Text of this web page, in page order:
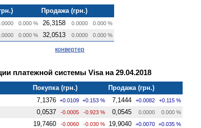
Продажа (грн.)
0.000 % 26,3158 0.0000 0.000 %
0.000 % 32,0513 0.0000 0.000 %
конвертер
платежной системы Visa на 29.04.2018
Покупка (грн.)
Продажа (грн.)
7,1376 +0.0109 +0.153 % 7,1444 +0.0082 +0.115 %
0,0537 -0.0005 -0.923 % 0,0545 0.0000 0.000 %
19,7460 -0.0060 -0.030 % 19,9040 +0.0070 +0.035 %